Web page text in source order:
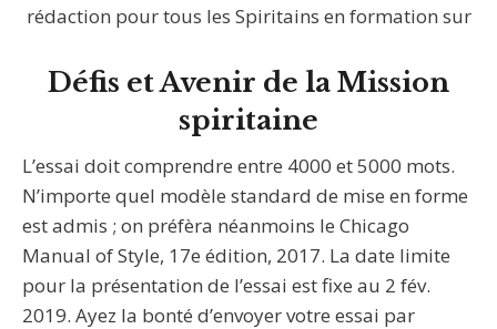
rédaction pour tous les Spiritains en formation sur
Défis et Avenir de la Mission
spiritaine
L’essai doit comprendre entre 4000 et 5000 mots.
N’importe quel modèle standard de mise en forme
est admis ; on préfèra néanmoins le Chicago
Manual of Style, 17e édition, 2017. La date limite
pour la présentation de l’essai est fixe au 2 fév.
2019. Ayez la bonté d’envoyer votre essai par